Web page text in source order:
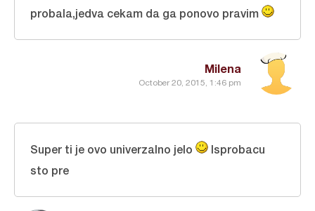
Milena
October 20, 2015, 1:46 pm
probala,jedva cekam da ga ponovo pravim
Super ti je ovo univerzalno jelo
Isprobacu
sto pre